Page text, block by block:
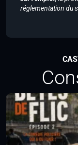
réglementation du